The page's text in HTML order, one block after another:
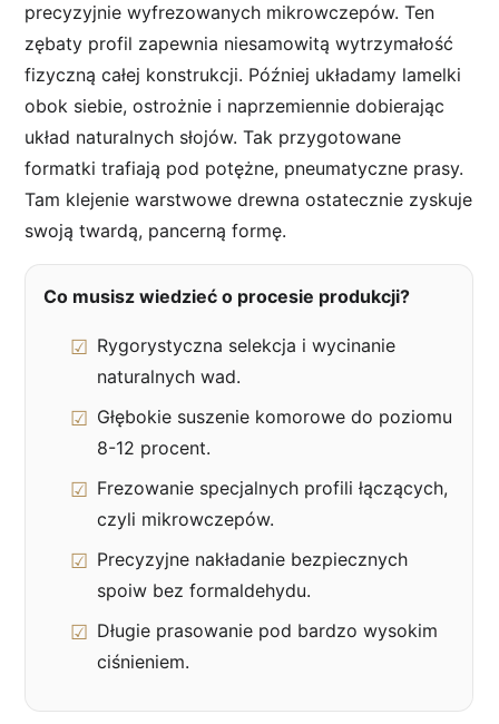
precyzyjnie wyfrezowanych mikrowczepów. Ten
zębaty profil zapewnia niesamowitą wytrzymałość
fizyczną całej konstrukcji. Później układamy lamelki
obok siebie, ostrożnie i naprzemiennie dobierając
układ naturalnych słojów. Tak przygotowane
formatki trafiają pod potężne, pneumatyczne prasy.
Tam klejenie warstwowe drewna ostatecznie zyskuje
swoją twardą, pancerną formę.
Co musisz wiedzieć o procesie produkcji?
Rygorystyczna selekcja i wycinanie
naturalnych wad.
Głębokie suszenie komorowe do poziomu
8-12 procent.
Frezowanie specjalnych profili łączących,
czyli mikrowczepów.
Precyzyjne nakładanie bezpiecznych
spoiw bez formaldehydu.
Długie prasowanie pod bardzo wysokim
ciśnieniem.